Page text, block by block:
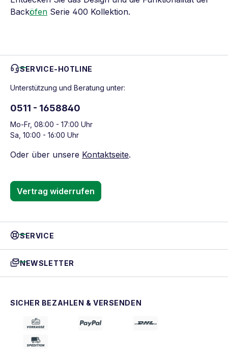
Backöfen Serie 400 Kollektion.
SERVICE-HOTLINE
Unterstützung und Beratung unter:
0511 - 1658840
Mo-Fr, 08:00 - 17:00 Uhr
Sa, 10:00 - 16:00 Uhr
Oder über unsere Kontaktseite.
Vertrag widerrufen
SERVICE
NEWSLETTER
SICHER BEZAHLEN & VERSENDEN